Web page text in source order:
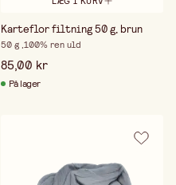
Karteflor filtning 50 g, brun
50 g ,100% ren uld
85,00 kr
På lager